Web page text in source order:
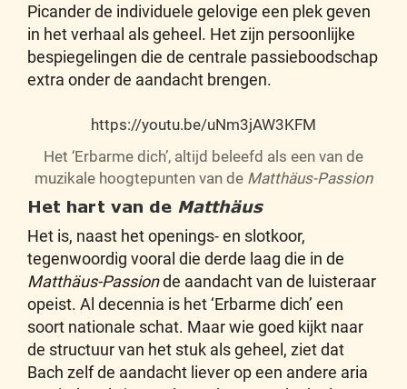
Picander de individuele gelovige een plek geven
in het verhaal als geheel. Het zijn persoonlijke
bespiegelingen die de centrale passieboodschap
extra onder de aandacht brengen.
https://youtu.be/uNm3jAW3KFM
Het ‘Erbarme dich’, altijd beleefd als een van de
muzikale hoogtepunten van de Matthäus-Passion
Het hart van de Matthäus
Het is, naast het openings- en slotkoor,
tegenwoordig vooral die derde laag die in de
Matthäus-Passionde aandacht van de luisteraar
opeist. Al decennia is het ‘Erbarme dich’ een
soort nationale schat. Maar wie goed kijkt naar
de structuur van het stuk als geheel, ziet dat
Bach zelf de aandacht liever op een andere aria